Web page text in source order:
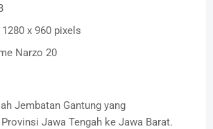
x 960 pixels
Narzo 20
Jembatan Gantung yang
Jawa Tengah ke Jawa Barat.